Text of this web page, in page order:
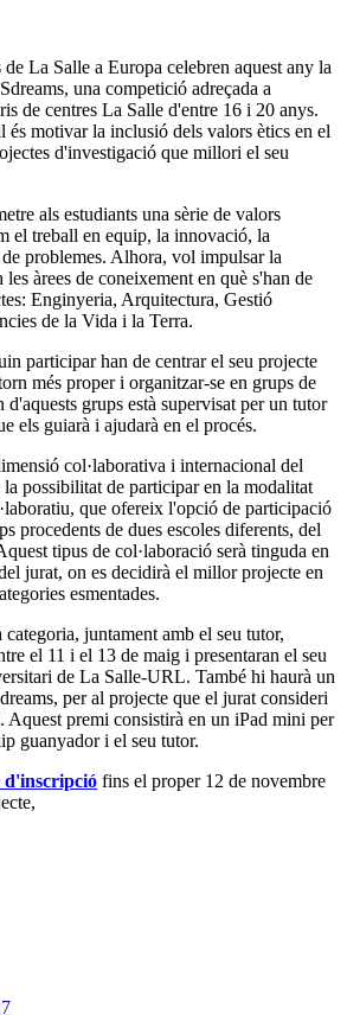
La Salle a Europa celebren aquest any la
una competició adreçada a
de centres La Salle d'entre 16 i 20 anys.
és motivar la inclusió dels valors ètics en el
d'investigació que millori el seu
als estudiants una sèrie de valors
el treball en equip, la innovació, la
problemes. Alhora, vol impulsar la
àrees de coneixement en què s'han de
Enginyeria, Arquitectura, Gestió
de la Vida i la Terra.
participar han de centrar el seu projecte
més proper i organitzar-se en grups de
d'aquests grups està supervisat per un tutor
els guiarà i ajudarà en el procés.
col·laborativa i internacional del
la possibilitat de participar en la modalitat
que ofereix l'opció de participació
procedents de dues escoles diferents, del
tipus de col·laboració serà tinguda en
jurat, on es decidirà el millor projecte en
esmentades.
juntament amb el seu tutor,
el 11 i el 13 de maig i presentaran el seu
de La Salle-URL. També hi haurà un
per al projecte que el jurat consideri
Aquest premi consistirà en un iPad mini per
guanyador i el seu tutor.
d'inscripció fins el proper 12 de novembre